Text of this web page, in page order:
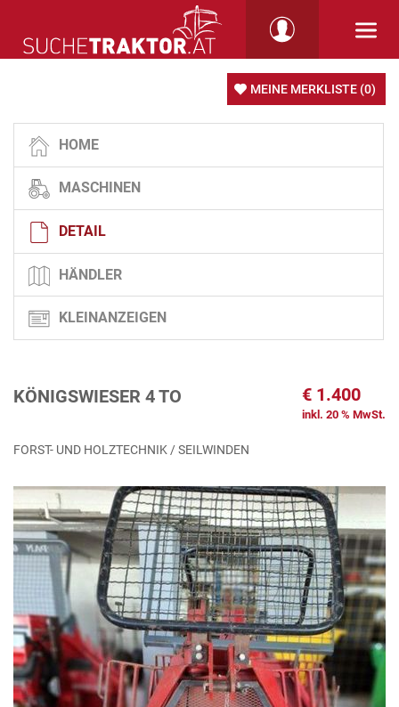
MEINE MERKLISTE (0)
HOME
MASCHINEN
DETAIL
HÄNDLER
KLEINANZEIGEN
KÖNIGSWIESER 4 TO € 1.400
inkl. 20 % MwSt.
FORST- UND HOLZTECHNIK / SEILWINDEN